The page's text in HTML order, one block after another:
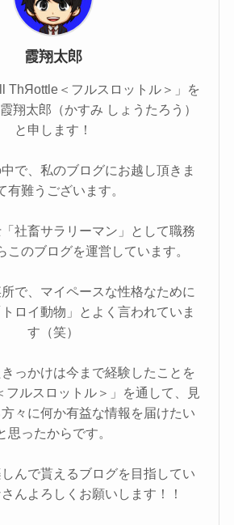
霞翔太郎
ThЯottle＜フルスロットル＞」を
翔太郎（かすみ しょうたろう）
と申します！
で、私のブログにお越し頂きま
有難うございます。
社畜サラリーマン」として職務
このブログを運営しています。
で、マイペースな性格なために
ロイ動物」とよく言われていま
す（笑）
っかけは今まで経験したことを
フルスロットル＞」を通して、見
々に何か有益な情報を届けたい
思ったからです。
んで貰えるブログを目指してい
んよろしくお願いします！！